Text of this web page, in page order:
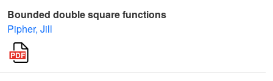
Bounded double square functions
Pipher, Jill